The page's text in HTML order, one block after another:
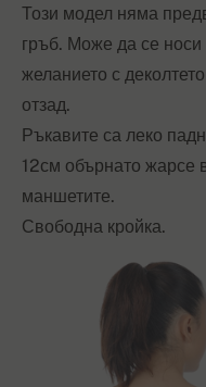
Този модел няма
гръб. Може да се носи
желанието с
отзад.
Ръкавите са леко
12см обърнато жарсе
маншетите.
Свободна кройка.